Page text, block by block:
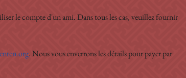
le compte d'un ami. Dans tous les cas, veuillez fournir
. Nous vous enverrons les détails pour payer par